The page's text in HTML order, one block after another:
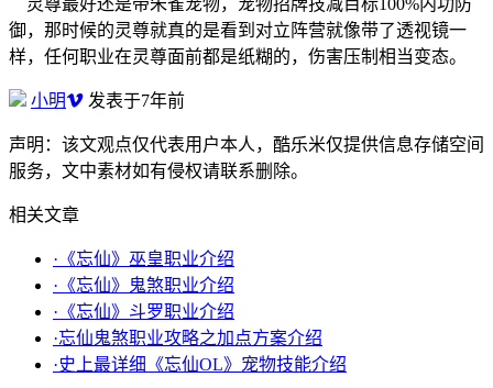
御，那时候的灵尊就真的是看到对立阵营就像带了透视镜一
样，任何职业在灵尊面前都是纸糊的，伤害压制相当变态。
小明 发表于7年前
声明：该文观点仅代表用户本人，酷乐米仅提供信息存储空间
服务，文中素材如有侵权请联系删除。
相关文章
·《忘仙》巫皇职业介绍
·《忘仙》鬼煞职业介绍
·《忘仙》斗罗职业介绍
·忘仙鬼煞职业攻略之加点方案介绍
·史上最详细《忘仙OL》宠物技能介绍